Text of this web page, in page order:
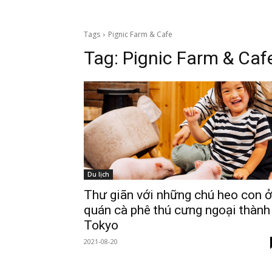
Tags Pignic Farm & Cafe
Tag: Pignic Farm &
Du lịch
Thư giãn với những chú heo con ở
quán cà phê thú cưng ngoại thành
Tokyo
2021-08-20